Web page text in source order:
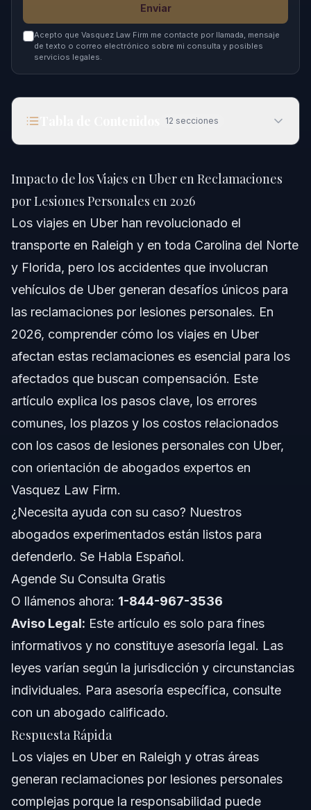
Enviar
Acepto que Vasquez Law Firm me contacte por llamada, mensaje
de texto o correo electrónico sobre mi consulta y posibles
servicios legales.
12 secciones
por Lesiones Personales en 2026
Respuesta Rápida
Comprendiendo los Viajes en Uber y las Lesiones
Tipos Comunes de Accidentes con Uber
Desafíos de Responsabilidad
Pasos Clave a Seguir Después de un Accidente
con Uber
Por qué es Importante Reportar a Uber
Uso de la App de Uber para Evidencia
La Atención Médica Temprana Protege su Salud y su
Errores Comunes a Evitar en Reclamaciones por
Lesiones con Uber
Cronología: Qué Esperar en su Reclamación
Costos y Honorarios en Casos de Lesiones con
Uber
Florida
Notas sobre Carolina del Norte
Conceptos Nacionales
Cuándo Contactar a un Abogado sobre Su Lesión
con Uber
Sobre Vasquez Law Firm
Impacto de los Viajes en Uber en Reclamaciones
por Lesiones Personales en 2026
Los viajes en Uber han revolucionado el
transporte en Raleigh y en toda Carolina del Norte
y Florida, pero los accidentes que involucran
vehículos de Uber generan desafíos únicos para
las reclamaciones por lesiones personales. En
2026, comprender cómo los viajes en Uber
afectan estas reclamaciones es esencial para los
afectados que buscan compensación. Este
artículo explica los pasos clave, los errores
comunes, los plazos y los costos relacionados
con los casos de lesiones personales con Uber,
con orientación de abogados expertos en
Vasquez Law Firm.
¿Necesita ayuda con su caso? Nuestros
abogados experimentados están listos para
defenderlo. Se Habla Español.
Agende Su Consulta Gratis
O llámenos ahora: 1-844-967-3536
Aviso Legal: Este artículo es solo para fines
informativos y no constituye asesoría legal. Las
leyes varían según la jurisdicción y circunstancias
individuales. Para asesoría específica, consulte
con un abogado calificado.
Respuesta Rápida
Los viajes en Uber en Raleigh y otras áreas
generan reclamaciones por lesiones personales
complejas porque la responsabilidad puede